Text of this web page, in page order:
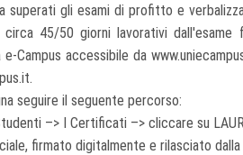
superati gli esami di profitto e
45/50 giorni lavorativi dall'esame
Campus accessibile da
seguire il seguente percorso:
–> I Certificati –> cliccare su
firmato digitalmente e rilasciato dalla